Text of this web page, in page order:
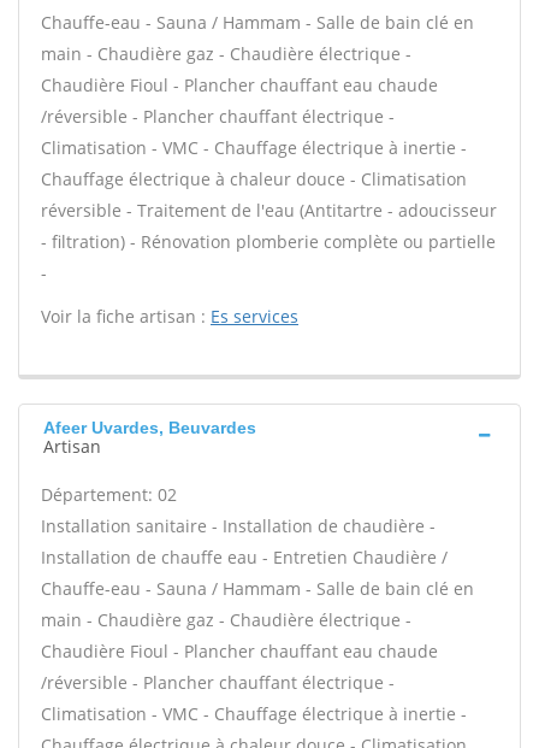
Chauffe-eau - Sauna / Hammam - Salle de bain clé en
main - Chaudière gaz - Chaudière électrique -
Chaudière Fioul - Plancher chauffant eau chaude
/réversible - Plancher chauffant électrique -
Climatisation - VMC - Chauffage électrique à inertie -
Chauffage électrique à chaleur douce - Climatisation
réversible - Traitement de l'eau (Antitartre - adoucisseur
- filtration) - Rénovation plomberie complète ou partielle
-
Voir la fiche artisan : Es services
Afeer Uvardes, Beuvardes
Artisan
Département: 02
Installation sanitaire - Installation de chaudière -
Installation de chauffe eau - Entretien Chaudière /
Chauffe-eau - Sauna / Hammam - Salle de bain clé en
main - Chaudière gaz - Chaudière électrique -
Chaudière Fioul - Plancher chauffant eau chaude
/réversible - Plancher chauffant électrique -
Climatisation - VMC - Chauffage électrique à inertie -